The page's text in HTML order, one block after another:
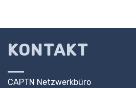
KONTAKT
CAPTN Netzwerkbüro